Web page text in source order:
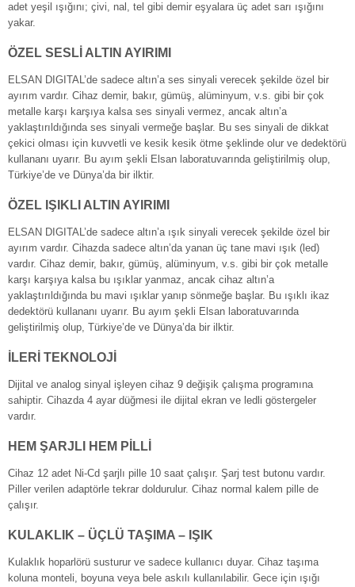
adet yeşil ışığını; çivi, nal, tel gibi demir eşyalara üç adet sarı ışığını
yakar.
ÖZEL SESLİ ALTIN AYIRIMI
ELSAN DIGITAL’de sadece altın’a ses sinyali verecek şekilde özel bir
ayırım vardır. Cihaz demir, bakır, gümüş, alüminyum, v.s. gibi bir çok
metalle karşı karşıya kalsa ses sinyali vermez, ancak altın’a
yaklaştırıldığında ses sinyali vermeğe başlar. Bu ses sinyali de dikkat
çekici olması için kuvvetli ve kesik kesik ötme şeklinde olur ve dedektörü
kullananı uyarır. Bu ayım şekli Elsan laboratuvarında geliştirilmiş olup,
Türkiye’de ve Dünya’da bir ilktir.
ÖZEL IŞIKLI ALTIN AYIRIMI
ELSAN DIGITAL’de sadece altın’a ışık sinyali verecek şekilde özel bir
ayırım vardır. Cihazda sadece altın’da yanan üç tane mavi ışık (led)
vardır. Cihaz demir, bakır, gümüş, alüminyum, v.s. gibi bir çok metalle
karşı karşıya kalsa bu ışıklar yanmaz, ancak cihaz altın’a
yaklaştırıldığında bu mavi ışıklar yanıp sönmeğe başlar. Bu ışıklı ikaz
dedektörü kullananı uyarır. Bu ayım şekli Elsan laboratuvarında
geliştirilmiş olup, Türkiye’de ve Dünya’da bir ilktir.
İLERİ TEKNOLOJİ
Dijital ve analog sinyal işleyen cihaz 9 değişik çalışma programına
sahiptir. Cihazda 4 ayar düğmesi ile dijital ekran ve ledli göstergeler
vardır.
HEM ŞARJLI HEM PİLLİ
Cihaz 12 adet Ni-Cd şarjlı pille 10 saat çalışır. Şarj test butonu vardır.
Piller verilen adaptörle tekrar doldurulur. Cihaz normal kalem pille de
çalışır.
KULAKLIK – ÜÇLÜ TAŞIMA – IŞIK
Kulaklık hoparlörü susturur ve sadece kullanıcı duyar. Cihaz taşıma
koluna monteli, boyuna veya bele askılı kullanılabilir. Gece için ışığı